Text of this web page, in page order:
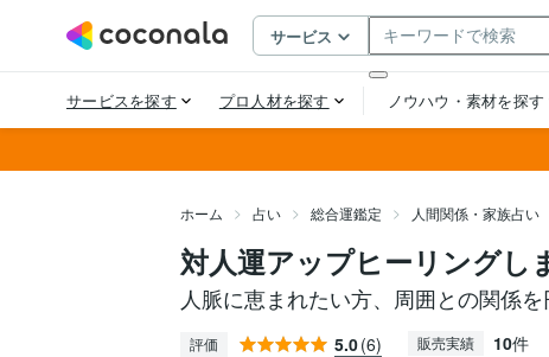
ホーム 占い 総合運鑑定 人間関係・家族占い
対人運アップヒーリングし
人脈に恵まれたい方、周囲との関係
評価 5.0(6) 販売実績 10件